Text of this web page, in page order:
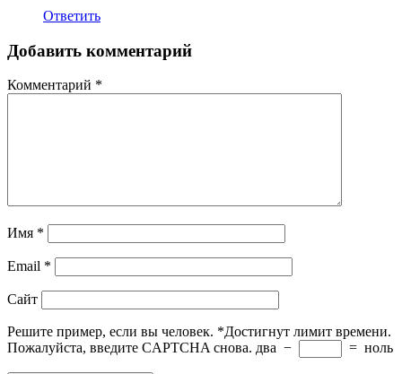
Ответить
Добавить комментарий
Комментарий *
Имя *
Email *
Сайт
Решите пример, если вы человек. *Достигнут лимит времени.
Пожалуйста, введите CAPTCHA снова. два − = ноль